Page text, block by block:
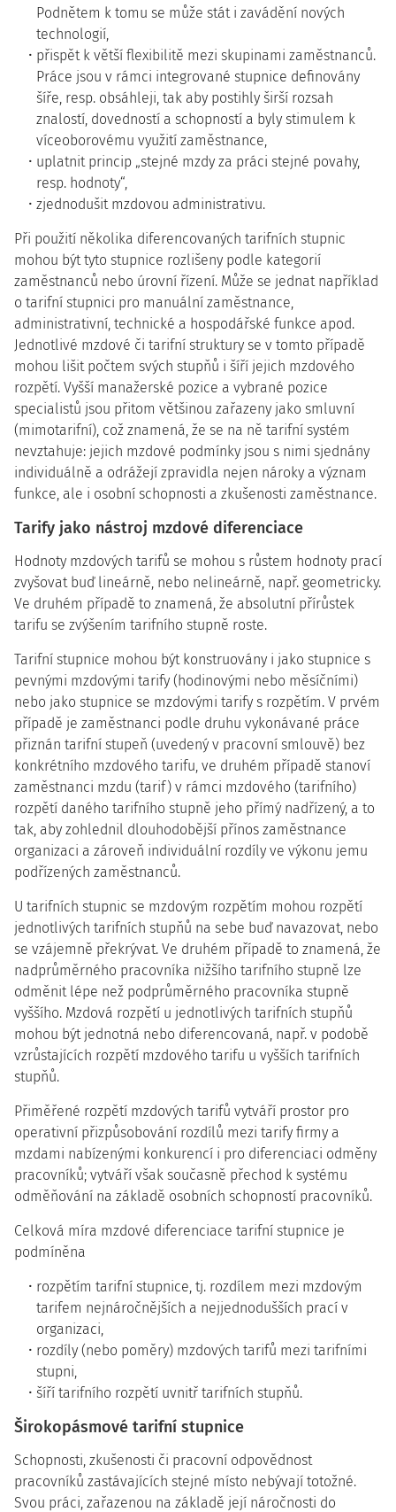
Podnětem k tomu se může stát i zavádění nových
technologií,
přispět k větší flexibilitě mezi skupinami zaměstnanců.
Práce jsou v rámci integrované stupnice definovány
šíře, resp. obsáhleji, tak aby postihly širší rozsah
znalostí, dovedností a schopností a byly stimulem k
víceoborovému využití zaměstnance,
uplatnit princip „stejné mzdy za práci stejné povahy,
resp. hodnoty“,
zjednodušit mzdovou administrativu.
Při použití několika diferencovaných tarifních stupnic
mohou být tyto stupnice rozlišeny podle kategorií
zaměstnanců nebo úrovní řízení. Může se jednat například
o tarifní stupnici pro manuální zaměstnance,
administrativní, technické a hospodářské funkce apod.
Jednotlivé mzdové či tarifní struktury se v tomto případě
mohou lišit počtem svých stupňů i šíří jejich mzdového
rozpětí. Vyšší manažerské pozice a vybrané pozice
specialistů jsou přitom většinou zařazeny jako smluvní
(mimotarifní), což znamená, že se na ně tarifní systém
nevztahuje: jejich mzdové podmínky jsou s nimi sjednány
individuálně a odrážejí zpravidla nejen nároky a význam
funkce, ale i osobní schopnosti a zkušenosti zaměstnance.
Tarify jako nástroj mzdové diferenciace
Hodnoty mzdových tarifů se mohou s růstem hodnoty prací
zvyšovat buď lineárně, nebo nelineárně, např. geometricky.
Ve druhém případě to znamená, že absolutní přírůstek
tarifu se zvýšením tarifního stupně roste.
Tarifní stupnice mohou být konstruovány i jako stupnice s
pevnými mzdovými tarify (hodinovými nebo měsíčními)
nebo jako stupnice se mzdovými tarify s rozpětím. V prvém
případě je zaměstnanci podle druhu vykonávané práce
přiznán tarifní stupeň (uvedený v pracovní smlouvě) bez
konkrétního mzdového tarifu, ve druhém případě stanoví
zaměstnanci mzdu (tarif) v rámci mzdového (tarifního)
rozpětí daného tarifního stupně jeho přímý nadřízený, a to
tak, aby zohlednil dlouhodobější přínos zaměstnance
organizaci a zároveň individuální rozdíly ve výkonu jemu
podřízených zaměstnanců.
U tarifních stupnic se mzdovým rozpětím mohou rozpětí
jednotlivých tarifních stupňů na sebe buď navazovat, nebo
se vzájemně překrývat. Ve druhém případě to znamená, že
nadprůměrného pracovníka nižšího tarifního stupně lze
odměnit lépe než podprůměrného pracovníka stupně
vyššího. Mzdová rozpětí u jednotlivých tarifních stupňů
mohou být jednotná nebo diferencovaná, např. v podobě
vzrůstajících rozpětí mzdového tarifu u vyšších tarifních
stupňů.
Přiměřené rozpětí mzdových tarifů vytváří prostor pro
operativní přizpůsobování rozdílů mezi tarify firmy a
mzdami nabízenými konkurencí i pro diferenciaci odměny
pracovníků; vytváří však současně přechod k systému
odměňování na základě osobních schopností pracovníků.
Celková míra mzdové diferenciace tarifní stupnice je
podmíněna
rozpětím tarifní stupnice, tj. rozdílem mezi mzdovým
tarifem nejnáročnějších a nejjednodušších prací v
organizaci,
rozdíly (nebo poměry) mzdových tarifů mezi tarifními
stupni,
šíří tarifního rozpětí uvnitř tarifních stupňů.
Širokopásmové tarifní stupnice
Schopnosti, zkušenosti či pracovní odpovědnost
pracovníků zastávajících stejné místo nebývají totožné.
Svou práci, zařazenou na základě její náročnosti do